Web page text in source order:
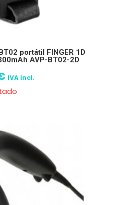
portátil FINGER 1D
AVP-BT02-2D
IVA incl.